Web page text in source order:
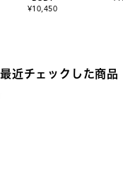
¥10,450
最近チェックした商品